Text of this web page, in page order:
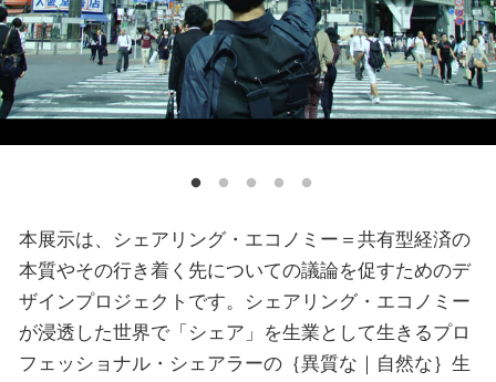
本展示は、シェアリング・エコノミー＝共有型経済の
本質やその行き着く先についての議論を促すためのデ
ザインプロジェクトです。シェアリング・エコノミー
が浸透した世界で「シェア」を生業として生きるプロ
フェッショナル・シェアラーの｛異質な｜自然な｝生